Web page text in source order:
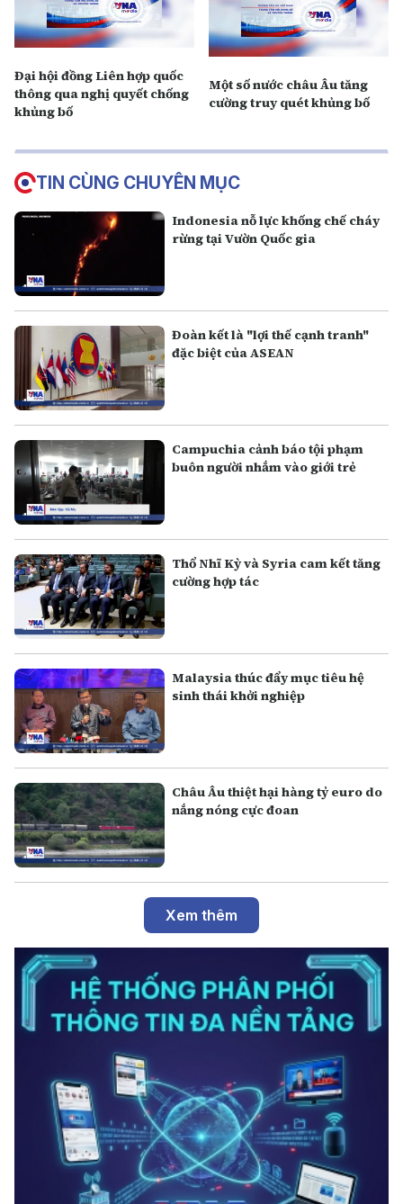
Đại hội đồng Liên hợp quốc
thông qua nghị quyết chống
khủng bố
Một số nước châu Âu tăng
cường truy quét khủng bố
TIN CÙNG CHUYÊN MỤC
Indonesia nỗ lực khống chế cháy
rừng tại Vườn Quốc gia
Đoàn kết là "lợi thế cạnh tranh"
đặc biệt của ASEAN
Campuchia cảnh báo tội phạm
buôn người nhắm vào giới trẻ
Thổ Nhĩ Kỳ và Syria cam kết tăng
cường hợp tác
Malaysia thúc đẩy mục tiêu hệ
sinh thái khởi nghiệp
Châu Âu thiệt hại hàng tỷ euro do
nắng nóng cực đoan
Xem thêm